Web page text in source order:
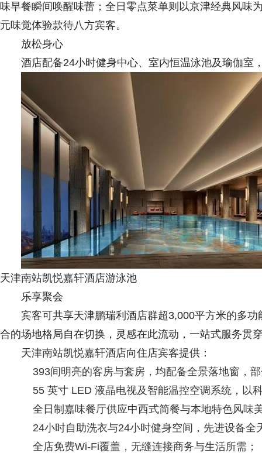
味早餐瞬间唤醒味蕾；全日零点菜单则以京津经典风味
元味觉体验款待八方宾客。
放松身心
酒店配备24小时健身中心、室内恒温泳池及瑜伽室
天津南站凯悦嘉轩酒店游泳池
乐享聚会
宾客可共享天津鹏瑞利酒店群超3,000平方米的多
合的场地格局自在切换，灵感在此流动，一站式服务贯
天津南站凯悦嘉轩酒店向住店宾客提供：
393间明亮的客房与套房，均配备全景落地窗，
55 英寸 LED 液晶电视及智能温控空调系统，以
全日制嘉味餐厅供应中西式简餐与本地特色风味
24小时自助洗衣与24小时健身空间，先进设备全
全店免费Wi-Fi覆盖，无缝连接商务与生活所需；